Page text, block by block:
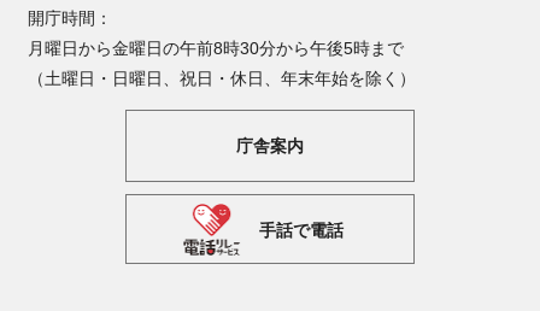
開庁時間：
月曜日から金曜日の午前8時30分から午後5時まで
（土曜日・日曜日、祝日・休日、年末年始を除く）
庁舎案内
手話で電話